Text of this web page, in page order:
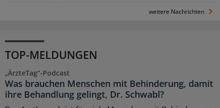
weitere Nachrichten
TOP-MELDUNGEN
„ÄrzteTag“-Podcast
Was brauchen Menschen mit Behinderung, damit
ihre Behandlung gelingt, Dr. Schwabl?